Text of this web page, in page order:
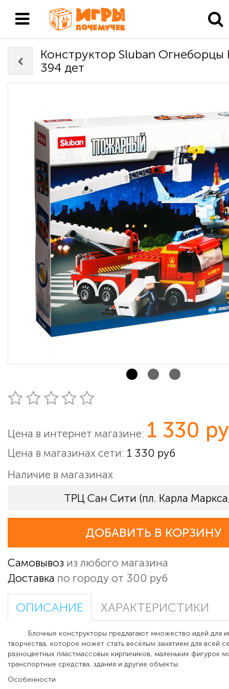
Конструктор Sluban
394 дет
Цена в интернет магазине: 1 330
Цена в магазинах сети: 1 330 руб
Наличие в магазинах
ТРЦ Сан Сити (пл. Карла
ДОБАВИТЬ В КОРЗИНУ
Самовывоз из любого магазина
Доставка по городу от 300 руб
ОПИСАНИЕ ХАРАКТЕРИСТИКИ
Блочные конструкторы предлагают множество идей для
творчества, которое может стать весёлым занятием для всей
разноцветных пластмассовых кирпичиков, маленьких фигурок
транспортные средства, здания и другие объекты.
Особенности